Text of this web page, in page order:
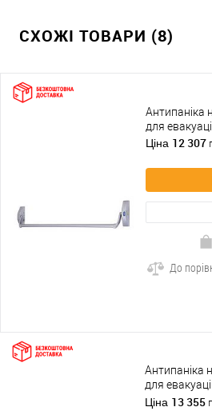
СХОЖІ ТОВАРИ (8)
Антипаніка
для
Ціна 12 307
До
Антипаніка
для
чорно-
Ціна 13 355